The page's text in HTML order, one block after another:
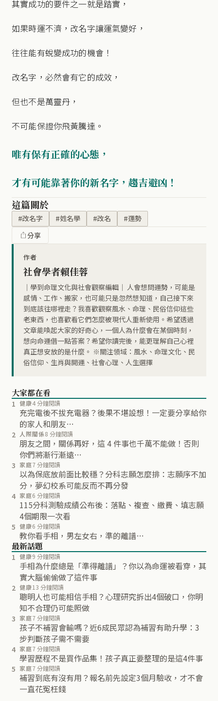
其實成功的要件之一就是踏實，
如果時運不濟，改名字讓運氣變好，
往往能有蛻變成功的機會！
改名字，必然會有它的成效，
但也不是萬靈丹，
不可能保證你飛黃騰達。
唯有保有正確的心態，
才有可能靠著你的新名字，趨吉避凶！
這篇關於
#改名字 #姓名學 #改名
#運勢
分享
作者
社會學者賴佳蓉
｜學到命理文化與社會觀察編輯｜ 人會想問運勢，可能是
感情、工作、搬家，也可能只是忽然想知道，自己接下來
到底該往哪裡走？我喜歡觀察風水、命理、民俗信仰這些
老東西，也喜歡看它們怎麼被現代人重新使用。希望透過
文章能喚起大家的好奇心，一個人為什麼會在某個時刻，
想向命運借一點答案？希望你讀完後，能更理解自己心裡
真正想安放的是什麼。 ※關注領域：風水、命理文化、民
俗信仰、生肖與開運、社會心理、人生選擇
大家都在看
1 健康4 分鐘閱讀
充完電後不拔充電器？後果不堪設想！一定要分享給你
的家人和朋友…
2 人際關係8 分鐘閱讀
朋友之間，關係再好，這 4 件事也千萬不能做！否則
你們將漸行漸遠…
3 家庭7 分鐘閱讀
以為保底放前面比較穩？分科志願怎麼排：志願序不加
分，夢幻校系可能反而不再分發
4 家庭6 分鐘閱讀
115分科測驗成績公布後：落點、複查、繳費、填志願
4個期限一次看
5 健康6 分鐘閱讀
教你看手相，男左女右，準的離譜…
最新話題
1 健康9 分鐘閱讀
手相為什麼總是「準得離譜」？你以為命運被看穿，其
實大腦偷偷做了這件事
2 健康13 分鐘閱讀
聰明人也可能相信手相？心理研究拆出4個破口，你明
知不合理仍可能照做
3 家庭7 分鐘閱讀
孩子不補習會輸嗎？近6成民眾認為補習有助升學：3
步判斷孩子需不需要
4 家庭7 分鐘閱讀
學習歷程不是買作品集！孩子真正要整理的是這4件事
5 家庭7 分鐘閱讀
補習到底有沒有用？報名前先設定3個月驗收，才不會
一直花冤枉錢